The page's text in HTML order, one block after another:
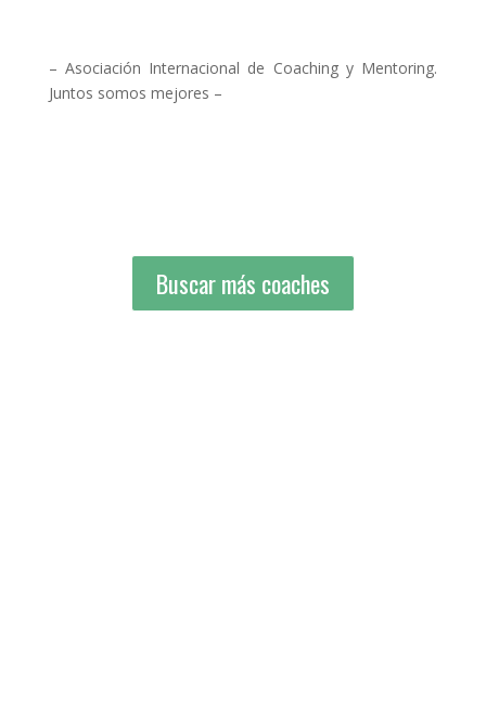
– Asociación Internacional de Coaching y Mentoring.
Juntos somos mejores –
Buscar más coaches